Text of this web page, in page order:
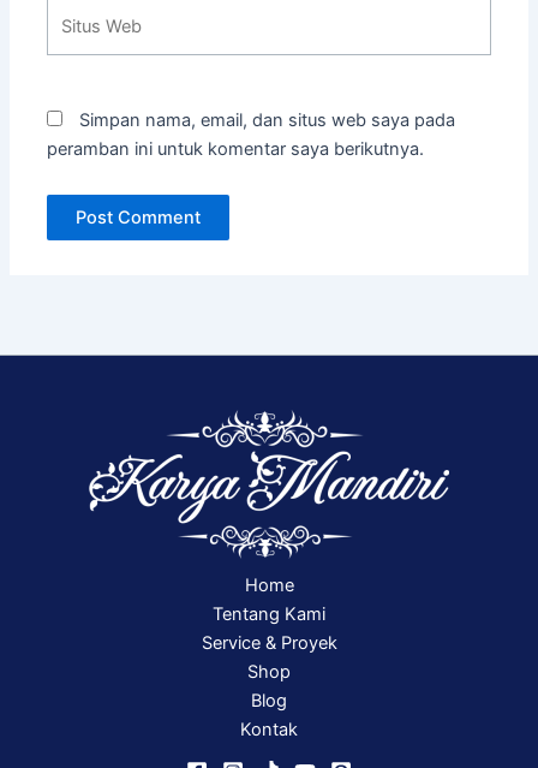
Web
Simpan nama, email, dan situs web saya pada
peramban ini untuk komentar saya berikutnya.
Home
Tentang Kami
Service & Proyek
Shop
Blog
Kontak